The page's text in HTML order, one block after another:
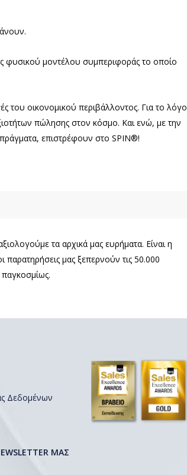
φυσικού μοντέλου συμπεριφοράς το οποίο
του οικονομικού περιβάλλοντος. Για το λόγο
πώλησης στον κόσμο. Και ενώ, με την
επιστρέφουν στο SPIN®!
τα αρχικά μας ευρήματα. Είναι η
μας ξεπερνούν τις 50.000
Δεδομένων
ΜΑΣ